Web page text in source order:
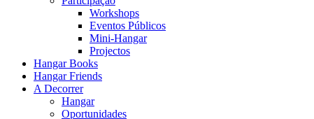
Workshops
Eventos Públicos
Mini-Hangar
Projectos
Hangar Books
Hangar Friends
A Decorrer
Hangar
Oportunidades